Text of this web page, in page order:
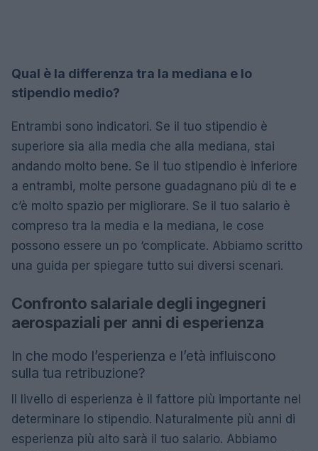
Qual è la differenza tra la mediana e lo
stipendio medio?
Entrambi sono indicatori. Se il tuo stipendio è
superiore sia alla media che alla mediana, stai
andando molto bene. Se il tuo stipendio è inferiore
a entrambi, molte persone guadagnano più di te e
c’è molto spazio per migliorare. Se il tuo salario è
compreso tra la media e la mediana, le cose
possono essere un po ‘complicate. Abbiamo scritto
una guida per spiegare tutto sui diversi scenari.
Confronto salariale degli ingegneri
aerospaziali per anni di esperienza
In che modo l’esperienza e l’età influiscono
sulla tua retribuzione?
Il livello di esperienza è il fattore più importante nel
determinare lo stipendio. Naturalmente più anni di
esperienza più alto sarà il tuo salario. Abbiamo